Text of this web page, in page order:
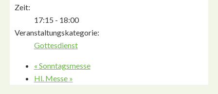
Zeit:
17:15 - 18:00
Veranstaltungskategorie:
Gottesdienst
« Sonntagsmesse
Hl. Messe »